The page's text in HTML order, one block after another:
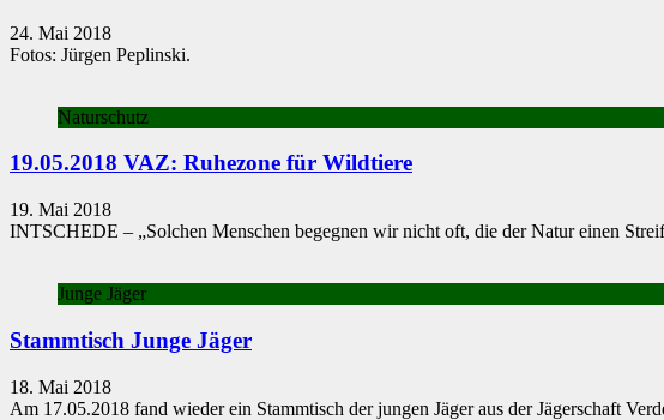
24. Mai 2018
Fotos: Jürgen Peplinski.
Naturschutz
19.05.2018 VAZ: Ruhezone für Wildtiere
19. Mai 2018
INTSCHEDE – „Solchen Men­schen begegnen wir nicht oft, die der Natur einen
Junge Jäger
Stammtisch Junge Jäger
18. Mai 2018
Am 17.05.2018 fand wieder ein Stammtisch der jungen Jäger aus der Jägerschaft